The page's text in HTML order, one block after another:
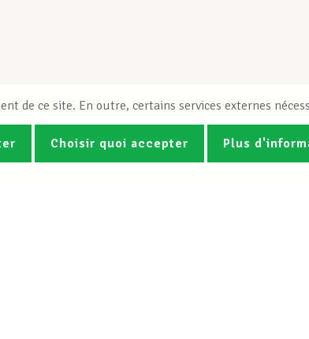
de ce site. En outre, certains services externes
Choisir quoi accepter Plus